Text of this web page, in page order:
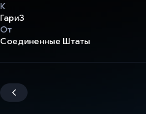
К
ГариЗ
От
Соединенные Штаты